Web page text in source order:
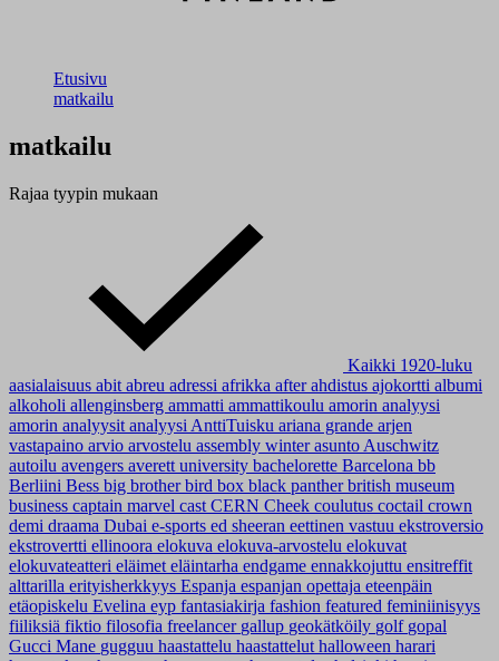
Etusivu
matkailu
matkailu
Rajaa tyypin mukaan
Kaikki 1920-luku
aasialaisuus abit abreu adressi afrikka afterahdistus ajokortti albumi
alkoholi allenginsberg ammatti ammattikoulu amorin analyysi
amorin analyysit analyysi AnttiTuisku ariana grande arjen
vastapaino arvio arvostelu assembly winterasunto Auschwitz
autoilu avengers averett university bachelorette Barcelona bb
Berliini Bess big brotherbird box black pantherbritish museum
business captain marvel cast CERN Cheek coulutus coctail crown
demi draama Dubai e-sports ed sheeran eettinen vastuu ekstroversio
ekstrovertti ellinoora elokuva elokuva-arvostelu elokuvat
elokuvateatteri eläimet eläintarha endgame ennakkojuttu ensitreffit
alttarilla erityisherkkyys Espanja espanjan opettaja eteenpäin
etäopiskelu Evelina eyp fantasiakirja fashion featured feminiinisyys
fiiliksiä fiktio filosofia freelancer gallup geokätköily golf gopal
Gucci Mane gugguu haastattelu haastattelut halloween harari